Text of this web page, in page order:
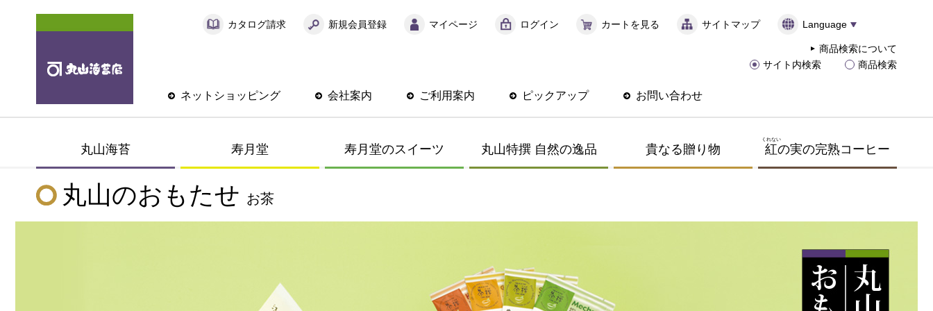
カタログ請求 新規会員登録 マイページ ログイン カートを見る サイトマップ Language
ネットショッピング 会社案内 ご利用案内 ピックアップ お問い合わせ
商品検索について
サイト内検索
商品検索
丸山海苔 寿月堂 寿月堂のスイーツ 丸山特撰 自然の逸品 貴なる贈り物 紅
くれない
の実の完熟コーヒー
丸山のおもたせ お茶